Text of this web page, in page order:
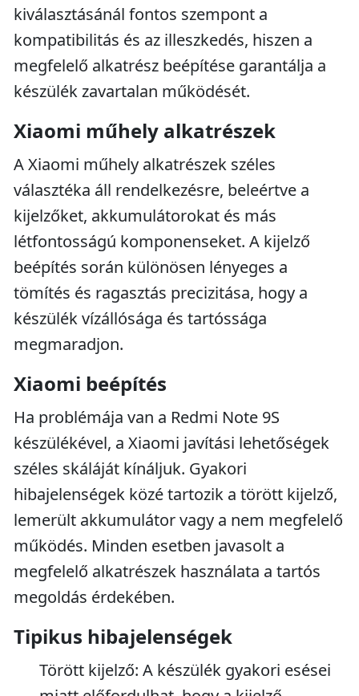
kiválasztásánál fontos szempont a
kompatibilitás és az illeszkedés, hiszen a
megfelelő alkatrész beépítése garantálja a
készülék zavartalan működését.
Xiaomi műhely alkatrészek
A Xiaomi műhely alkatrészek széles
választéka áll rendelkezésre, beleértve a
kijelzőket, akkumulátorokat és más
létfontosságú komponenseket. A kijelző
beépítés során különösen lényeges a
tömítés és ragasztás precizitása, hogy a
készülék vízállósága és tartóssága
megmaradjon.
Xiaomi beépítés
Ha problémája van a Redmi Note 9S
készülékével, a Xiaomi javítási lehetőségek
széles skáláját kínáljuk. Gyakori
hibajelenségek közé tartozik a törött kijelző,
lemerült akkumulátor vagy a nem megfelelő
működés. Minden esetben javasolt a
megfelelő alkatrészek használata a tartós
megoldás érdekében.
Tipikus hibajelenségek
Törött kijelző: A készülék gyakori esései